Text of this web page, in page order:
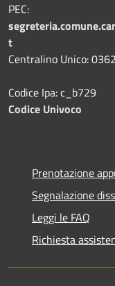
PEC:
t
Centralino Unico:
Codice Ipa: c_b729
Codice Univoco
Prenotazione
Segnalazione
Leggi le FAQ
Richiesta